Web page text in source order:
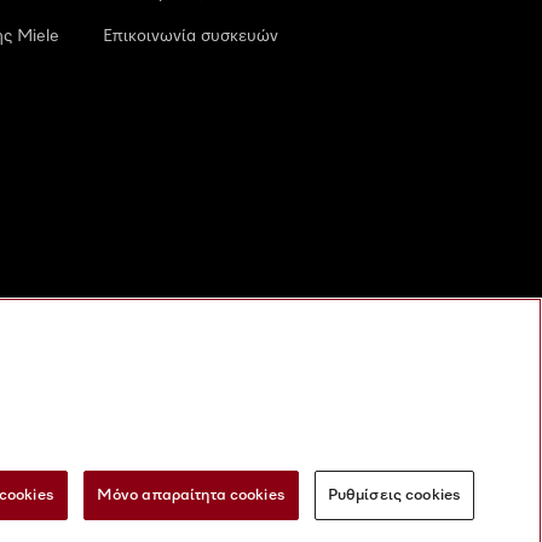
Miele Επικοινωνία συσκευών
ψηφιακές υπηρεσίες Φόρμα Υπαναχώρησης
Μόνο απαραίτητα cookies Ρυθμίσεις cookies